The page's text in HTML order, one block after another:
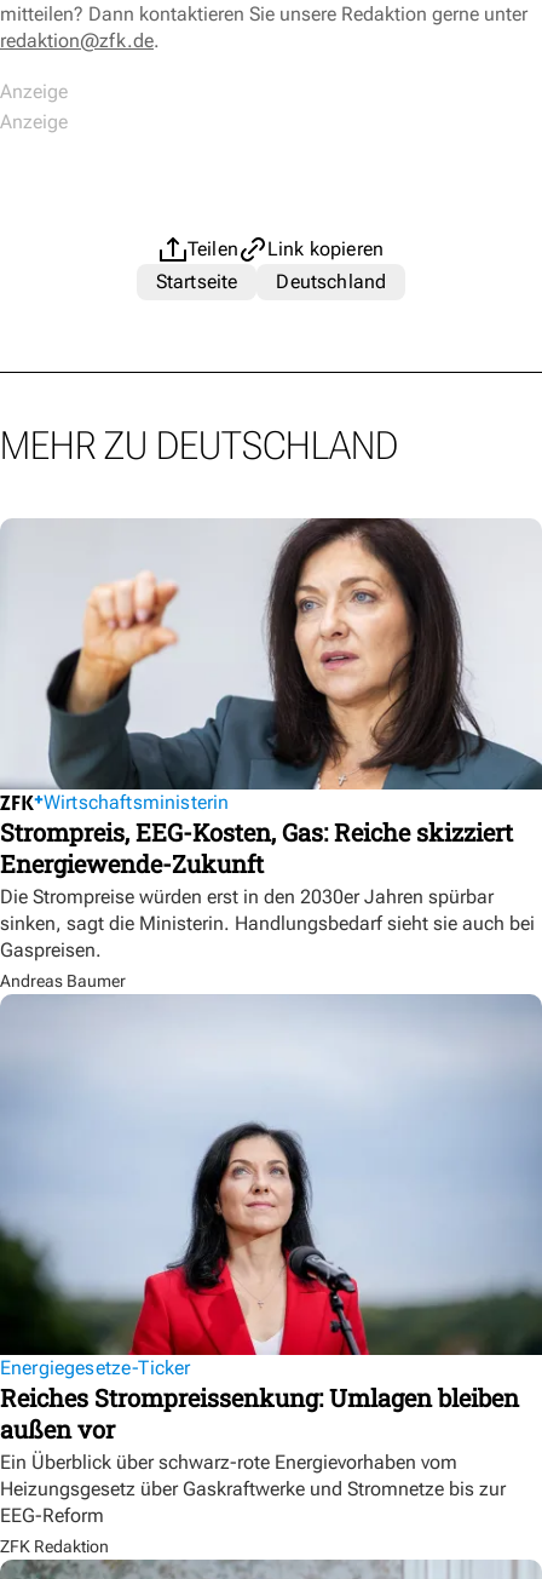
mitteilen? Dann kontaktieren Sie unsere Redaktion gerne unter
redaktion@zfk.de.
Teilen
Link kopieren
Startseite
Deutschland
MEHR ZU DEUTSCHLAND
Wirtschaftsministerin
Strompreis, EEG-Kosten, Gas: Reiche skizziert
Energiewende-Zukunft
Die Strompreise würden erst in den 2030er Jahren spürbar
sinken, sagt die Ministerin. Handlungsbedarf sieht sie auch bei
Gaspreisen.
Andreas Baumer
Energiegesetze-Ticker
Reiches Strompreissenkung: Umlagen bleiben
außen vor
Ein Überblick über schwarz-rote Energievorhaben vom
Heizungsgesetz über Gaskraftwerke und Stromnetze bis zur
EEG-Reform
ZFK Redaktion